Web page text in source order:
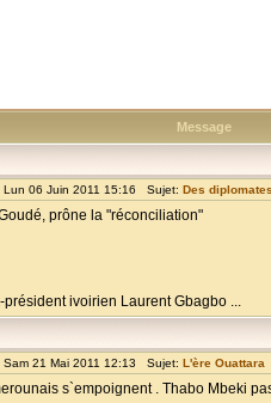
Message
06 Juin 2011 15:16 Sujet: Des
prône la "réconciliation"
ivoirien Laurent Gbagbo ...
21 Mai 2011 12:13 Sujet: L'ère Ouattara
s`empoignent . Thabo Mbeki